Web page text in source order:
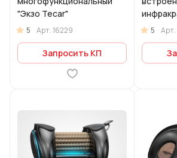
"Экзо Tecar"
5 Арт.16229
Запросить КП
5 Арт.